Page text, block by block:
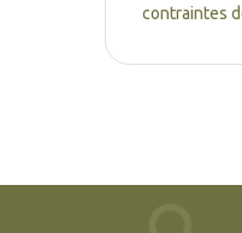
contraintes